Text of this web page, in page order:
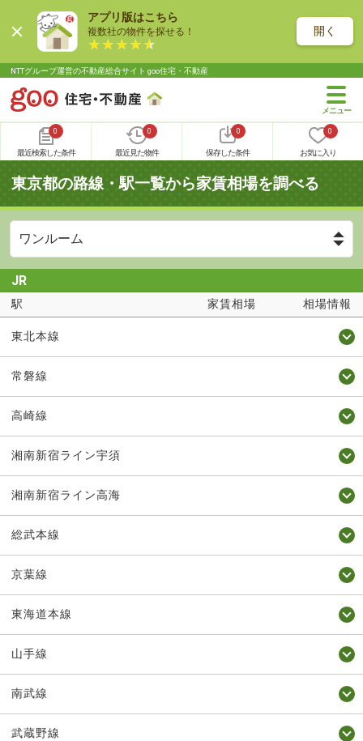
アプリ版はこちら
複数社の物件を探せる！ 開く
NTTグループ運営の不動産総合サイト goo住宅・不動産
0
最近検索した条件
0
最近見た物件
0
保存した条件
0
お気に入り
東京都の路線・駅一覧から家賃相場を調べる
JR
駅 家賃相場 相場情報
東北本線
常磐線
高崎線
湘南新宿ライン宇須
湘南新宿ライン高海
総武本線
京葉線
東海道本線
山手線
南武線
武蔵野線